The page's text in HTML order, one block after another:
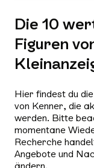
Die 10
Figuren
Hier findest du
von Kenner, die
werden. Bitte
momentane
Recherche
Angebote und